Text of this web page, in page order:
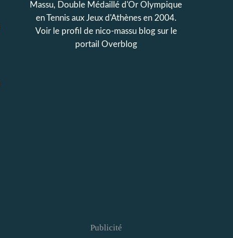
Massu, Double Médaillé d'Or Olympique
en Tennis aux Jeux d'Athènes en 2004.
Voir le profil de nico-massu blogsur le
portail Overblog
Publicité